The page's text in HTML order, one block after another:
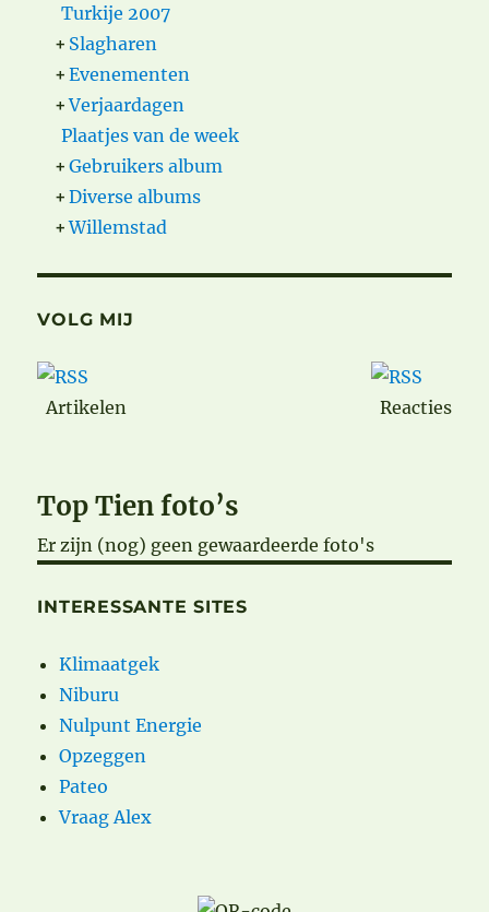
Turkije 2007
+ Slagharen
+ Evenementen
+ Verjaardagen
Plaatjes van de week
+ Gebruikers album
+ Diverse albums
+ Willemstad
VOLG MIJ
Artikelen Reacties
Top Tien foto’s
Er zijn (nog) geen gewaardeerde foto's
INTERESSANTE SITES
Klimaatgek
Niburu
Nulpunt Energie
Opzeggen
Pateo
Vraag Alex